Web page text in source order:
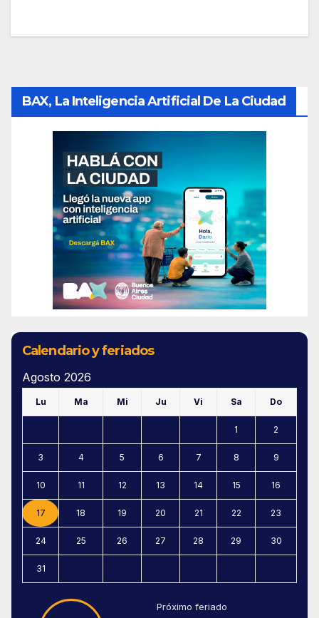
BAX, La Inteligencia Artificial De La Ciudad
Calendario y feriados
Agosto 2026
Lu Ma Mi Ju Vi Sa Do
1 2
3 4 5 6 7 8 9
10 11 12 13 14 15 16
17 18 19 20 21 22 23
24 25 26 27 28 29 30
31
Próximo feriado